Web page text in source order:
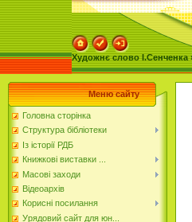
Художнє слово І.Сенченка
Меню сайту
Головна сторінка
Структура бібліотеки
Із історії РДБ
Книжкові виставки ...
Масові заходи
Відеоархів
Корисні посилання
Урядовий сайт для юн...